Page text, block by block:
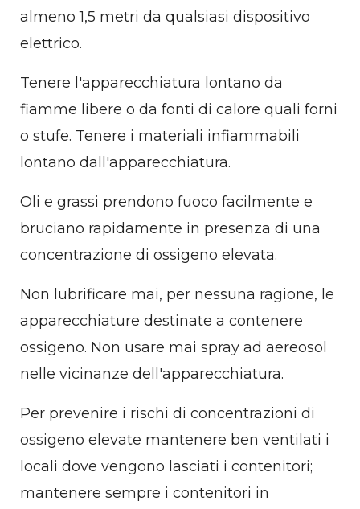
almeno 1,5 metri da qualsiasi dispositivo
elettrico.
Tenere l'apparecchiatura lontano da
fiamme libere o da fonti di calore quali forni
o stufe. Tenere i materiali infiammabili
lontano dall'apparecchiatura.
Oli e grassi prendono fuoco facilmente e
bruciano rapidamente in presenza di una
concentrazione di ossigeno elevata.
Non lubrificare mai, per nessuna ragione, le
apparecchiature destinate a contenere
ossigeno. Non usare mai spray ad aereosol
nelle vicinanze dell'apparecchiatura.
Per prevenire i rischi di concentrazioni di
ossigeno elevate mantenere ben ventilati i
locali dove vengono lasciati i contenitori;
mantenere sempre i contenitori in